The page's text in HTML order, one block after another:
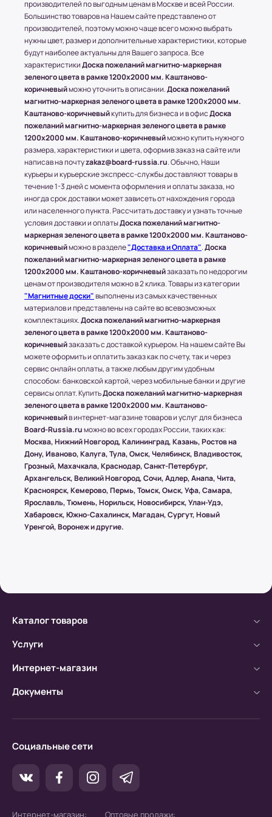
рублей в зависимости от месторасположения
конечного пункта.
* За расчетом точной стоимости доставки
обращайтесь к менеджеру по телефону: +7 (977)
790 85-84 (Даниил)
Транспортные Компании (ТК). Доставка в
соседние регионы и города России.
Доставка в другие области и города
осуществляется через любые ТК (Транспортные
компании), которые будут удобны клиенту.
С соседними регионами (кроме Москвы и МО) и
другими городами России компания Board-
Russia.ru работает по 100% предоплате.
Самые популярные Транспортные Компании:
ПЭК, СДЭК.
* Доставку, Наши клиенты оплачивают при
получении.
Доставка товара до пункта ТК по Москве
осуществляется бесплатно, при учете, что вес
всего заказа не превышает 15 кг или размером
1500х1000 (мм.).
(!) Все товары защищены от внешнего
воздействия посредством специальной
упаковки.
Условия оплаты в интернет-
супермаркете Board-Russia.ru
Наличный расчет
Клиент может оплатить заказ после получения
товара от курьера. По запросу клиента
высылается онлайн-чек или выдается печатный
(заранее необходимо предупредить о печатной
версии чека)
б) Оплата производится по расчетному счету.
производителей по выгодным ценам в Москве и всей России.
Большинство товаров на Нашем сайте представлено от
производителей, поэтому можно чаще всего можно выбрать
нужны цвет, размер и дополнительные характеристики, которые
будут наиболее актуальны для Вашего запроса. Все
характеристикиДоска пожеланий магнитно-маркерная
зеленого цвета в рамке 1200x2000 мм. Каштаново-
коричневыйможно уточнить в описании.Доска пожеланий
магнитно-маркерная зеленого цвета в рамке 1200x2000 мм.
Каштаново-коричневыйкупить для бизнеса и в офисДоска
пожеланий магнитно-маркерная зеленого цвета в рамке
1200x2000 мм. Каштаново-коричневыйможно купить нужного
размера, характеристики и цвета, оформив заказ на сайте или
написав на почтуzakaz@board-russia.ru. Обычно, Наши
курьеры и курьерские экспресс-службы доставляют товары в
течение 1-3 дней с момента оформления и оплаты заказа, но
иногда срок доставки может зависеть от нахождения города
или населенного пункта. Рассчитать доставку и узнать точные
условия доставки и оплатыДоска пожеланий магнитно-
маркерная зеленого цвета в рамке 1200x2000 мм. Каштаново-
коричневыйможно в разделе"Доставка и Оплата".Доска
пожеланий магнитно-маркерная зеленого цвета в рамке
1200x2000 мм. Каштаново-коричневыйзаказать по недорогим
ценам от производителя можно в 2 клика. Товары из категории
"Магнитные доски"выполнены из самых качественных
материалов и представлены на сайте во всевозможных
комплектациях.Доска пожеланий магнитно-маркерная
зеленого цвета в рамке 1200x2000 мм. Каштаново-
коричневыйзаказать с доставкой курьером. На нашем сайте Вы
можете оформить и оплатить заказ как по счету, так и через
сервис онлайн оплаты, а также любым другим удобным
способом: банковской картой, через мобильные банки и другие
сервисы оплат. КупитьДоска пожеланий магнитно-маркерная
зеленого цвета в рамке 1200x2000 мм. Каштаново-
коричневыйв интернет-магазине товаров и услуг для бизнеса
Board-Russia.ruможно во всех городах России, таких как:
Москва, Нижний Новгород, Калининград, Казань, Ростов на
Дону, Иваново, Калуга, Тула, Омск, Челябинск, Владивосток,
Грозный, Махачкала, Краснодар, Санкт-Петербург,
Архангельск, Великий Новгород, Сочи, Адлер, Анапа, Чита,
Красноярск, Кемерово, Пермь, Томск, Омск, Уфа, Самара,
Ярославль, Тюмень, Норильск, Новосибирск, Улан-Удэ,
Хабаровск, Южно-Сахалинск, Магадан, Сургут, Новый
Уренгой, Воронеж и другие.
Каталог товаров
Услуги
Интернет-магазин
Документы
Социальные сети
Интернет-магазин: Оптовые продажи: